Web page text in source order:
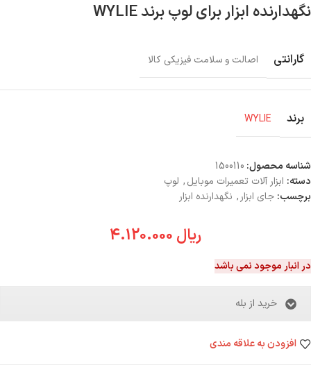
نگهدارنده ابزار برای لوپ برند WYLIE
گارانتی اصالت و سلامت فیزیکی کالا
برند WYLIE
شناسه محصول: 1500110
دسته: ابزار آلات تعمیرات موبایل, لوپ
برچسب: جای ابزار, نگهدارنده ابزار
ریال
در انبار موجود نمی باشد
خرید از بله
افزودن به علاقه مندی